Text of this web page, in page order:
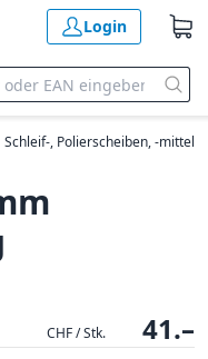
Login
Schleif-, Polierscheiben, -mittel
CHF / Stk. 41.–